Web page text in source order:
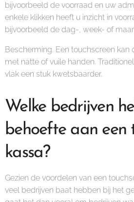
bijvoorbeeld de voorraad en uw
enkele klikken heeft u inzicht in
bijvoorbeeld de dag-, week- of
Bescherming. Een touchscreen kan
met natte of vuile handen.
vlak een stuk kwetsbaarder.
Welke bedrijven
behoefte aan een
kassa?
Gezien de voordelen van een
veel bedrijven baat hebben bij het